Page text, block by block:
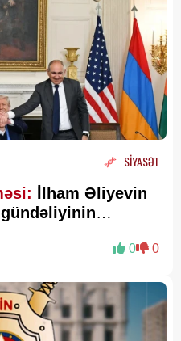
SİYASƏT
İlham Əliyevin
0 0